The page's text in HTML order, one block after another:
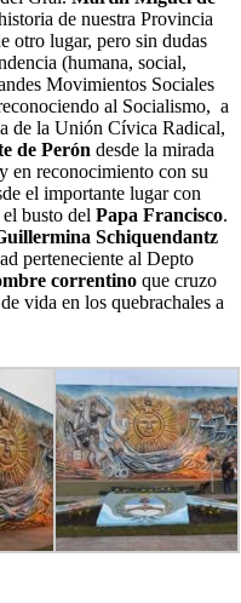
de nuestra Provincia
otro lugar, pero sin dudas
(humana, social,
Movimientos Sociales
al Socialismo, a
de la Unión Cívica Radical,
de Perón desde la mirada
en reconocimiento con su
el importante lugar con
busto del Papa Francisco.
Schiquendantz
perteneciente al Depto
correntino que cruzo
vida en los quebrachales a